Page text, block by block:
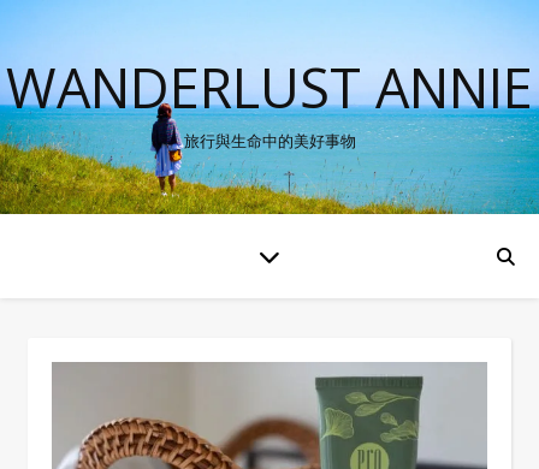
WANDERLUST ANNIE
旅行與生命中的美好事物